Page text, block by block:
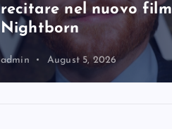
recitare nel nuovo film
Nightborn
admin August 5, 2026